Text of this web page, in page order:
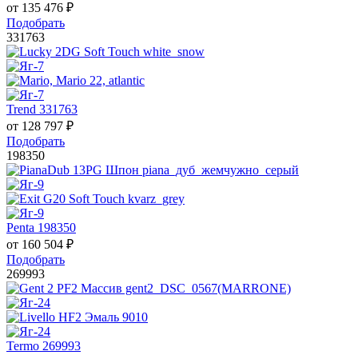
от 135 476 ₽
Подобрать
331763
Trend 331763
от 128 797 ₽
Подобрать
198350
Penta 198350
от 160 504 ₽
Подобрать
269993
Termo 269993